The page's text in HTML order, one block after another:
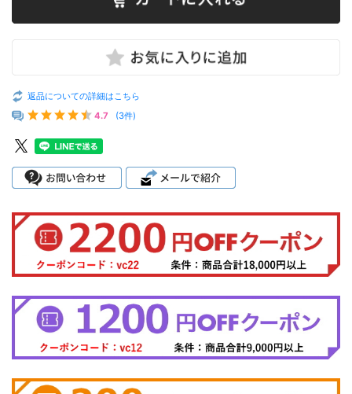
返品についての詳細はこちら
4.7
(3件)